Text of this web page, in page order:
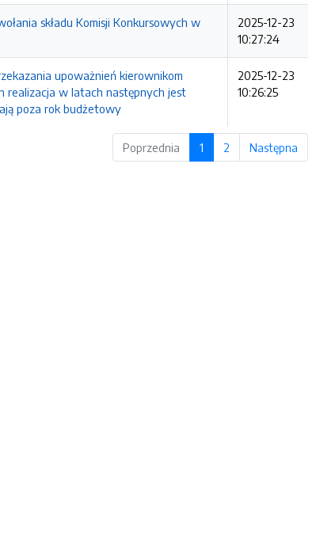
składu Komisji Konkursowych w
2025-12-23
10:27:24
upoważnień kierownikom
realizacja w latach następnych jest
poza rok budżetowy
2025-12-23
10:26:25
Poprzednia 1 2 Następna